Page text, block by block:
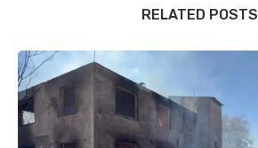
RELATED POSTS